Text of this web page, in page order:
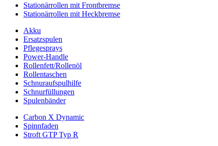
Stationärrollen mit Frontbremse
Stationärrollen mit Heckbremse
Akku
Ersatzspulen
Pflegesprays
Power-Handle
Rollenfett/Rollenöl
Rollentaschen
Schnuraufspulhilfe
Schnurfüllungen
Spulenbänder
Carbon X Dynamic
Spinnfaden
Stroft GTP Typ R